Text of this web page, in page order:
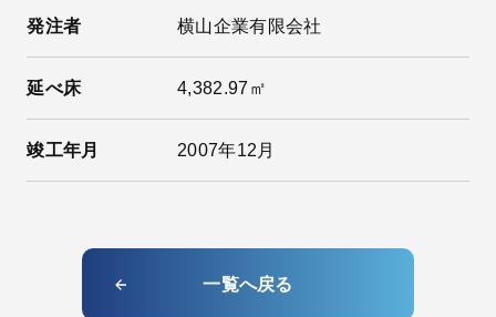
発注者 横山企業有限会社
延べ床 4,382.97㎡
竣工年月 2007年12月
一覧へ戻る